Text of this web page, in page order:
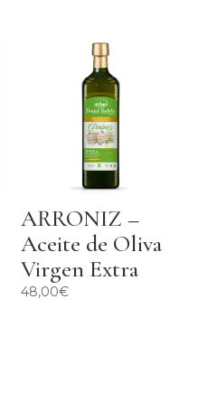
ARRONIZ –
Aceite de Oliva
Virgen Extra
48,00€